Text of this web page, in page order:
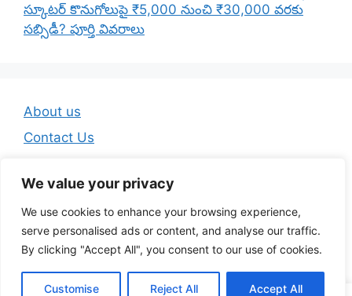
We value your privacy
We use cookies to enhance your browsing experience,
serve personalised ads or content, and analyse our traffic.
By clicking "Accept All", you consent to our use of cookies.
Customise Reject All Accept All
స్కూటర్ కొనుగోలుపై ₹5,000 నుంచి ₹30,000 వరకు
సబ్సిడీ? పూర్తి వివరాలు
About us
Contact Us
Privacy Policy
Terms And Conditions
© 2026 Telugu Jobs Guru - Latest Telugu Job Updates
• Built withGeneratePress